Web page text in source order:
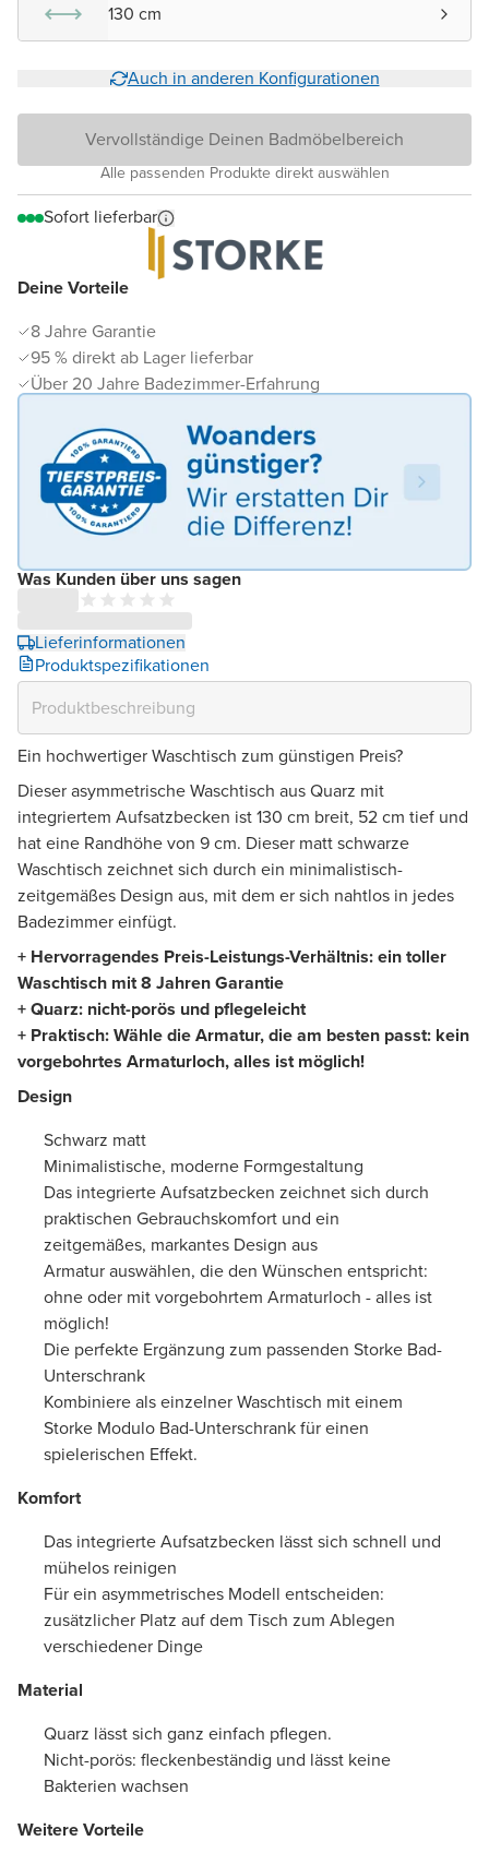
Deine Vorteile
8 Jahre Garantie
95 % direkt ab Lager lieferbar
Über 20 Jahre Badezimmer-Erfahrung
Was Kunden über uns sagen
Lieferinformationen
Produktspezifikationen
130 cm
Auch in anderen Konfigurationen
Vervollständige Deinen Badmöbelbereich
Alle passenden Produkte direkt auswählen
Sofort lieferbar
Ein hochwertiger Waschtisch zum günstigen Preis?
Dieser asymmetrische Waschtisch aus Quarz mit
integriertem Aufsatzbecken ist 130 cm breit, 52 cm tief und
hat eine Randhöhe von 9 cm. Dieser matt schwarze
Waschtisch zeichnet sich durch ein minimalistisch-
zeitgemäßes Design aus, mit dem er sich nahtlos in jedes
Badezimmer einfügt.
+ Hervorragendes Preis-Leistungs-Verhältnis: ein toller
Waschtisch mit 8 Jahren Garantie
+ Quarz: nicht-porös und pflegeleicht
+ Praktisch: Wähle die Armatur, die am besten passt: kein
vorgebohrtes Armaturloch, alles ist möglich!
Design
Schwarz matt
Minimalistische, moderne Formgestaltung
Das integrierte Aufsatzbecken zeichnet sich durch
praktischen Gebrauchskomfort und ein
zeitgemäßes, markantes Design aus
Armatur auswählen, die den Wünschen entspricht:
ohne oder mit vorgebohrtem Armaturloch - alles ist
möglich!
Die perfekte Ergänzung zum passenden Storke Bad-
Unterschrank
Kombiniere als einzelner Waschtisch mit einem
Storke Modulo Bad-Unterschrank für einen
spielerischen Effekt.
Komfort
Das integrierte Aufsatzbecken lässt sich schnell und
mühelos reinigen
Für ein asymmetrisches Modell entscheiden:
zusätzlicher Platz auf dem Tisch zum Ablegen
verschiedener Dinge
Material
Quarz lässt sich ganz einfach pflegen.
Nicht-porös: fleckenbeständig und lässt keine
Bakterien wachsen
Weitere Vorteile